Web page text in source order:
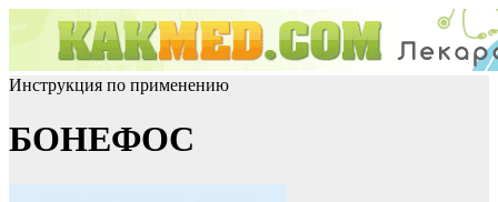
Инструкция по применению
БОНЕФОС